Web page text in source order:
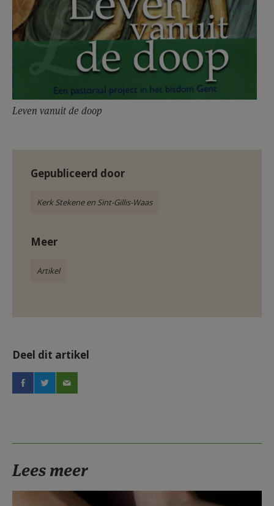
Leven vanuit de doop
Gepubliceerd door
Kerk Stekene en Sint-Gillis-Waas
Meer
Artikel
Deel dit artikel
Lees meer